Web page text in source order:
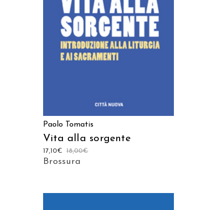
AGGIUNGI AL CARRELLO
Paolo Tomatis
Vita alla sorgente
18,00€
17,10€
Brossura